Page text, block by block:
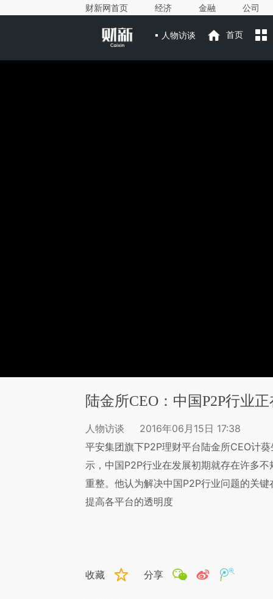
财新网首页 经济 金融 公司
人物访谈 首页
陆金所CEO：中国P2P行业
人物访谈
2016年06月15日 17:38
平安集团旗下P2P理财平台陆金所CEO计
示，中国P2P行业在发展初期就存在许多
重整。他认为解决中国P2P行业问题的关
提高各平台的透明度
收藏 分享